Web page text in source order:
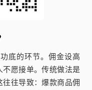
底的环节。佣金设高
愿接单。传统做法是
往导致：爆款商品佣